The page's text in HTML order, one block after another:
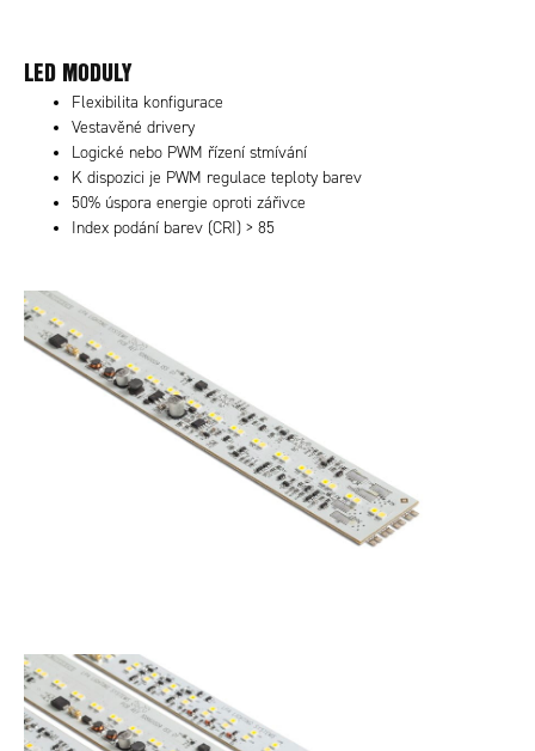
LED MODULY
Flexibilita konfigurace
Vestavěné drivery
Logické nebo PWM řízení stmívání
K dispozici je PWM regulace teploty barev
50% úspora energie oproti zářivce
Index podání barev (CRI) > 85